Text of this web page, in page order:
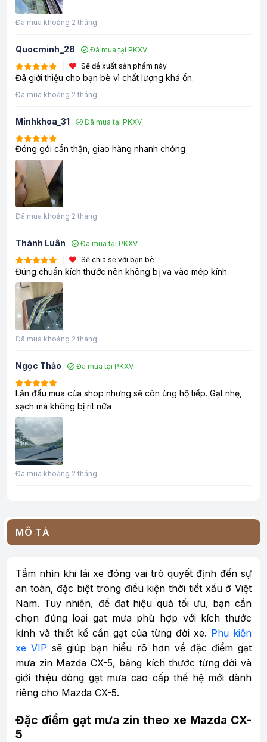
MÔ TẢ
Tầm nhìn khi lái xe đóng vai trò quyết định đến sự
an toàn, đặc biệt trong điều kiện thời tiết xấu ở Việt
Nam. Tuy nhiên, để đạt hiệu quả tối ưu, bạn cần
chọn đúng loại gạt mưa phù hợp với kích thước
kính và thiết kế cần gạt của từng đời xe. Phụ kiện
xe VIP sẽ giúp bạn hiểu rõ hơn về đặc điểm gạt
mưa zin Mazda CX-5, bảng kích thước từng đời và
giới thiệu dòng gạt mưa cao cấp thế hệ mới dành
riêng cho Mazda CX-5.
Đặc điểm gạt mưa zin theo xe Mazda CX-
5
Đã mua khoảng 2 tháng
Quocminh_28
Đã mua tại PKXV
Sẽ đề xuất sản phẩm này
Đã giới thiệu cho bạn bè vì chất lượng khá ổn.
Đã mua khoảng 2 tháng
Minhkhoa_31 Đã mua tại PKXV
Đóng gói cẩn thận, giao hàng nhanh chóng
Đã mua khoảng 2 tháng
Thành Luân
Đã mua tại PKXV
Sẽ chia sẻ với bạn bè
Đúng chuẩn kích thước nên không bị va vào mép kính.
Đã mua khoảng 2 tháng
Ngọc Thảo Đã mua tại PKXV
Lần đầu mua của shop nhưng sẽ còn ủng hộ tiếp. Gạt nhẹ,
sạch mà không bị rít nữa
Đã mua khoảng 2 tháng